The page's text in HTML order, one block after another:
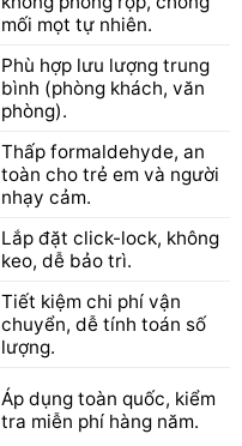
mối mọt tự nhiên.
Phù hợp lưu lượng trung
bình (phòng khách, văn
phòng).
Thấp formaldehyde, an
toàn cho trẻ em và người
nhạy cảm.
Lắp đặt click-lock, không
keo, dễ bảo trì.
Tiết kiệm chi phí vận
chuyển, dễ tính toán số
lượng.
Áp dụng toàn quốc, kiểm
tra miễn phí hàng năm.